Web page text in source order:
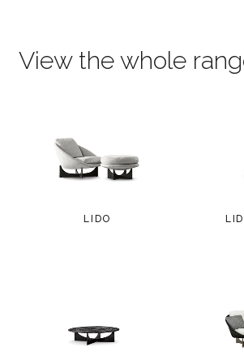
View the whole
LIDO